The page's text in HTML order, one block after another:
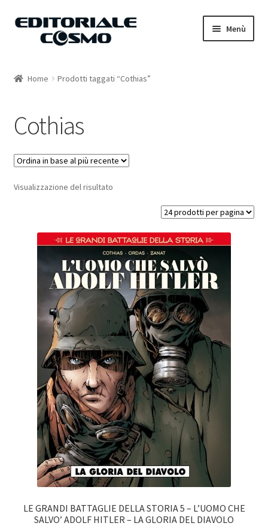
Vai
Vai
Menù
Carrello
Il mio account
Home Prodotti taggati “Cothias”
Cothias
Visualizzazione del risultato
LE GRANDI BATTAGLIE DELLA STORIA 5 – L’UOMO CHE
SALVO’ ADOLF HITLER – LA GLORIA DEL DIAVOLO